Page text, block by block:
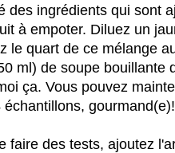
des ingrédients qui sont
à empoter. Diluez un
le quart de ce mélange
ml) de soupe bouillante
ça. Vous pouvez
gourmand(e)!
faire des tests, ajoutez